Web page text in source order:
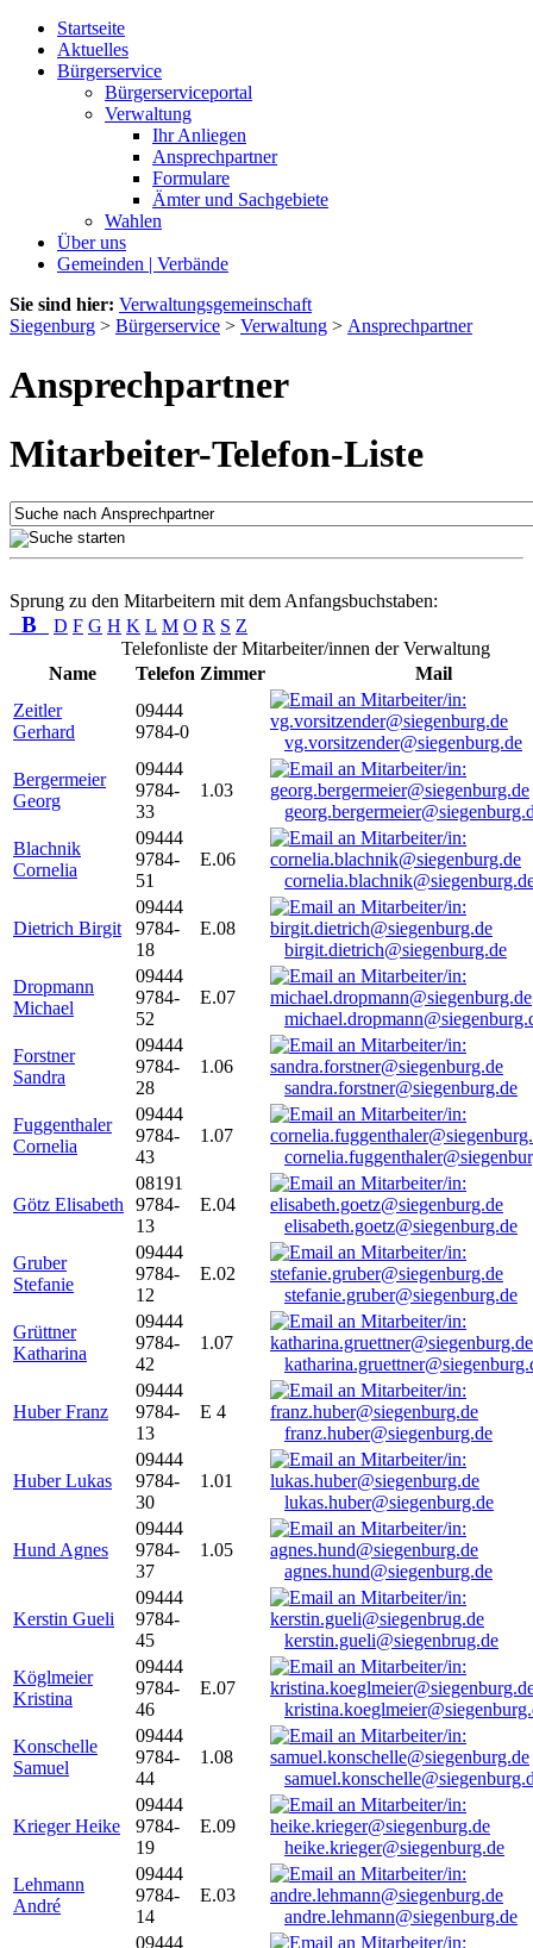
Startseite
Aktuelles
Bürgerservice
Bürgerserviceportal
Verwaltung
Ihr Anliegen
Ansprechpartner
Formulare
Ämter und Sachgebiete
Wahlen
Über uns
Gemeinden | Verbände
Sie sind hier: Verwaltungsgemeinschaft
Siegenburg > Bürgerservice > Verwaltung > Ansprechpartner
Ansprechpartner
Mitarbeiter-Telefon-Liste
Sprung zu den Mitarbeitern mit dem Anfangsbuchstaben:
B D F G H K L M O R S Z
Telefonliste der Mitarbeiter/innen der Verwaltung
Name
Telefon Zimmer
Mail
Zeitler
Gerhard
09444
9784-0
vg.vorsitzender@siegenburg.de
Bergermeier
Georg
09444
9784-
33
1.03
Blachnik
Cornelia
09444
9784-
51
E.06
Dietrich Birgit
09444
9784-
18
E.08
birgit.dietrich@siegenburg.de
Dropmann
Michael
09444
9784-
52
E.07
Forstner
Sandra
09444
9784-
28
1.06
sandra.forstner@siegenburg.de
Fuggenthaler
Cornelia
09444
9784-
43
1.07
Götz Elisabeth
08191
9784-
13
E.04
elisabeth.goetz@siegenburg.de
Gruber
Stefanie
09444
9784-
12
E.02
stefanie.gruber@siegenburg.de
Grüttner
Katharina
09444
9784-
42
1.07
Huber Franz
09444
9784-
13
E 4
franz.huber@siegenburg.de
Huber Lukas
09444
9784-
30
1.01
lukas.huber@siegenburg.de
Hund Agnes
09444
9784-
37
1.05
agnes.hund@siegenburg.de
Kerstin Gueli
09444
9784-
45
kerstin.gueli@siegenbrug.de
Köglmeier
Kristina
09444
9784-
46
E.07
Konschelle
Samuel
09444
9784-
44
1.08
Krieger Heike
09444
9784-
19
E.09
heike.krieger@siegenburg.de
Lehmann
André
09444
9784-
14
E.03
andre.lehmann@siegenburg.de
09444